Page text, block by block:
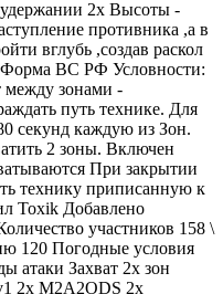
2х Высоты -
противника ,а в
вглубь ,создав раскол
ВС РФ Условности:
между зонами -
путь технике. Для
секунд каждую из Зон.
2 зоны. Включен
При закрытии
технику приписанную к
Toxik Добавлено
участников 158 \
120 Погодные условия
атаки Захват 2х зон
2x M2A2ODS 2x